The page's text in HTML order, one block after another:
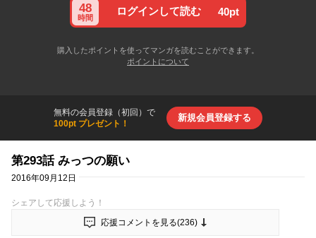
48
時間
ログインして読む 40pt
購入したポイントを使ってマンガを読むことができます。
ポイントについて
無料の会員登録（初回）で
100pt プレゼント！
新規会員登録する
第293話 みっつの願い
2016年09月12日
シェアして応援しよう！
応援コメントを見る(236)